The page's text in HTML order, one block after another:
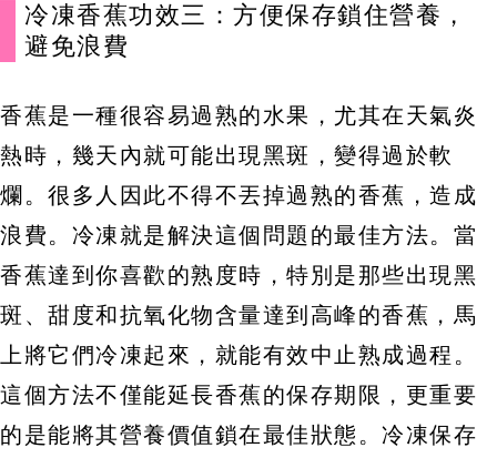
冷凍香蕉功效三：方便保存鎖住營養，
避免浪費
香蕉是一種很容易過熟的水果，尤其在天氣炎
熱時，幾天內就可能出現黑斑，變得過於軟
爛。很多人因此不得不丟掉過熟的香蕉，造成
浪費。冷凍就是解決這個問題的最佳方法。當
香蕉達到你喜歡的熟度時，特別是那些出現黑
斑、甜度和抗氧化物含量達到高峰的香蕉，馬
上將它們冷凍起來，就能有效中止熟成過程。
這個方法不僅能延長香蕉的保存期限，更重要
的是能將其營養價值鎖在最佳狀態。冷凍保存